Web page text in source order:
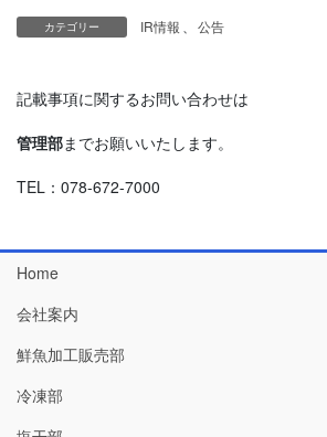
カテゴリー IR情報 、 公告
記載事項に関するお問い合わせは
管理部までお願いいたします。
TEL：078-672-7000
Home
会社案内
鮮魚加工販売部
冷凍部